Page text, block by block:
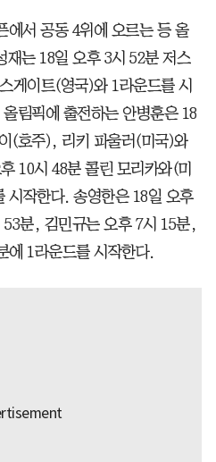
에서 공동 4위에 오르는 등 올
재는 18일 오후 3시 52분 저스
게이트(영국)와 1라운드를 시
림픽에 출전하는 안병훈은 18
(호주), 리키 파울러(미국)와
10시 48분 콜린 모리카와(미
작한다. 송영한은 18일 오후
분, 김민규는 오후 7시 15분,
에 1라운드를 시작한다.